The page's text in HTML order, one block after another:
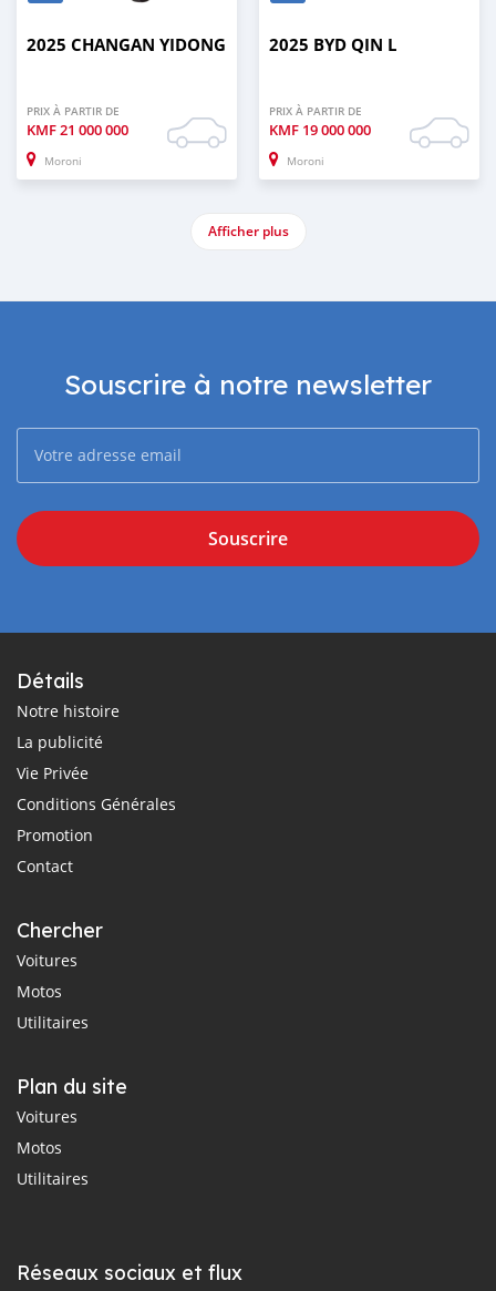
2025 CHANGAN YIDONG
PRIX À PARTIR DE
KMF21 000 000
Moroni
2025 BYD QIN L
PRIX À PARTIR DE
KMF 19 000 000
Moroni
Afficher plus
Souscrire à notre newsletter
Souscrire
Détails
Notre histoire
La publicité
Vie Privée
Conditions Générales
Promotion
Contact
Chercher
Voitures
Motos
Utilitaires
Plan du site
Voitures
Motos
Utilitaires
Réseaux sociaux et flux